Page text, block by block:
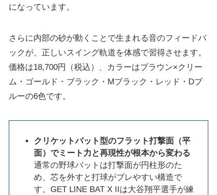
になっています。
さらに内部の砂が動くことで生まれる音のフィードバ
ックが、正しいスイング軌道を体感で習得させます。
価格は18,700円（税込）、カラーはブラウン×クリー
ム・ゴールド・ブラック・Mブラック・レッド・Dブ
ルーの6色です。
クリケットバット型のフラット打撃面（平
面）でミート力と再現性が根本から変わる
通常の野球バットは打撃面が円柱形のた
め、芯を外すと打球がブレやすい構造で
す。GET LINE BAT X IIは大谷翔平選手が練